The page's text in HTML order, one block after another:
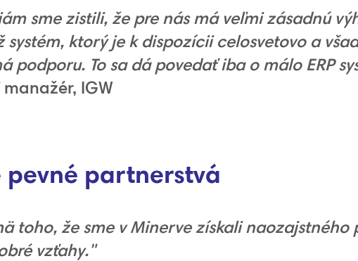
sme zistili, že pre nás má veľmi zásadnú
systém, ktorý je k dispozícii celosvetovo a
podporu. To sa dá povedať iba o málo ERP
manažér, IGW
pevné partnerstvá
toho, že sme v Minerve získali naozajstného
vzťahy."